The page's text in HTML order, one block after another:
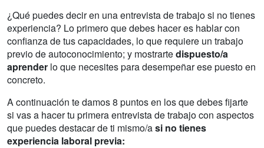
¿Qué puedes decir en una entrevista de trabajo si no tienes
experiencia? Lo primero que debes hacer es hablar con
confianza de tus capacidades, lo que requiere un trabajo
previo de autoconocimiento; y mostrartedispuesto/a
aprender lo que necesites para desempeñar ese puesto en
concreto.
A continuación te damos 8 puntos en los que debes fijarte
si vas a hacer tu primera entrevista de trabajo con aspectos
que puedes destacar de ti mismo/asi no tienes
experiencia laboral previa: